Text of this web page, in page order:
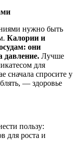
нужно быть
Калории и
они
давление. Лучше
для
сначала спросите у
— здоровье
пользу:
для роста и